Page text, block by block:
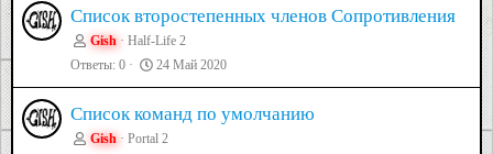
Список второстепенных членов Сопротивления
Gish
Half-Life 2
Ответы 0 24 Май 2020
Список команд по умолчанию
Gish
Portal 2